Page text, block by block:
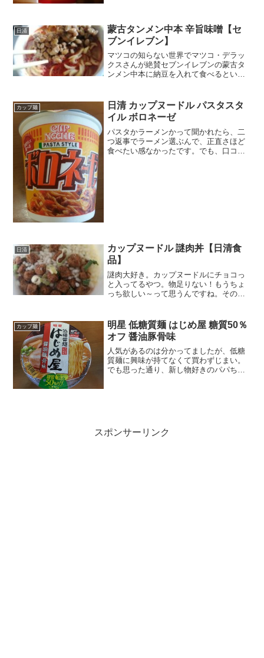
前、中本の北極をカップ麺...
日清
蒙古タンメン中本 辛旨味噌【セ
ブンイレブン】
マツコの知らない世界でマツコ・デラッ
クスさんが絶賛セブンイレブンの蒙古タ
ンメン中本に納豆を入れて食べるという
ツコさんでしたが、いざ入れたのを食べ
たら、続けて3個、ドバド...
カップ麺
日清 カップヌードル パスタスタ
イル ボロネーゼ
パスタかラーメンかって聞かれたら、二
つ返事でラーメン選ぶんで、正直さほど
食べたい感なかったです。でも、口コミ
日清
カップヌードル 謎肉丼【日清食
品】
謎肉大好き。カップヌードルにチョコっ
と入ってるやつ。物足りない！もうちょ
っち欲しい～って思うんですね。その謎
丼・・・・ご飯かぁ～。ご飯もののカッ
プ食品って今一つそそられないんだ...
カップ麺
明星 低糖質麺 はじめ屋 糖質50％
オフ 醤油豚骨味
人気があるのは分かってましたが、低糖
質麺に興味が持てなくて買わずじまい。
でも思った通り、新し物好きのパパちゃ
スポンサーリンク